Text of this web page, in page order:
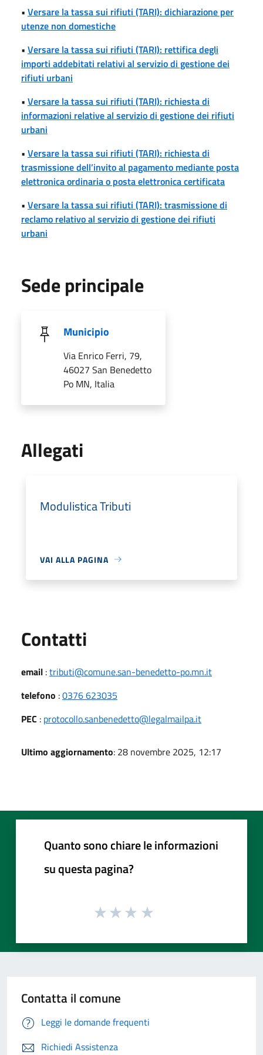
• Versare la tassa sui rifiuti (TARI): dichiarazione per
utenze non domestiche
• Versare la tassa sui rifiuti (TARI): rettifica degli
importi addebitati relativi al servizio di gestione dei
rifiuti urbani
• Versare la tassa sui rifiuti (TARI): richiesta di
informazioni relative al servizio di gestione dei rifiuti
urbani
• Versare la tassa sui rifiuti (TARI): richiesta di
trasmissione dell’invito al pagamento mediante posta
elettronica ordinaria o posta elettronica certificata
• Versare la tassa sui rifiuti (TARI): trasmissione di
reclamo relativo al servizio di gestione dei rifiuti
urbani
Sede principale
Municipio
Via Enrico Ferri, 79,
46027 San Benedetto
Po MN, Italia
Allegati
Modulistica Tributi
VAI ALLA PAGINA
Contatti
email :tributi@comune.san-benedetto-po.mn.it
telefono :0376 623035
PEC : protocollo.sanbenedetto@legalmailpa.it
Ultimo aggiornamento: 28 novembre 2025, 12:17
Quanto sono chiare le informazioni
su questa pagina?
Contatta il comune
Leggi le domande frequenti
Richiedi Assistenza